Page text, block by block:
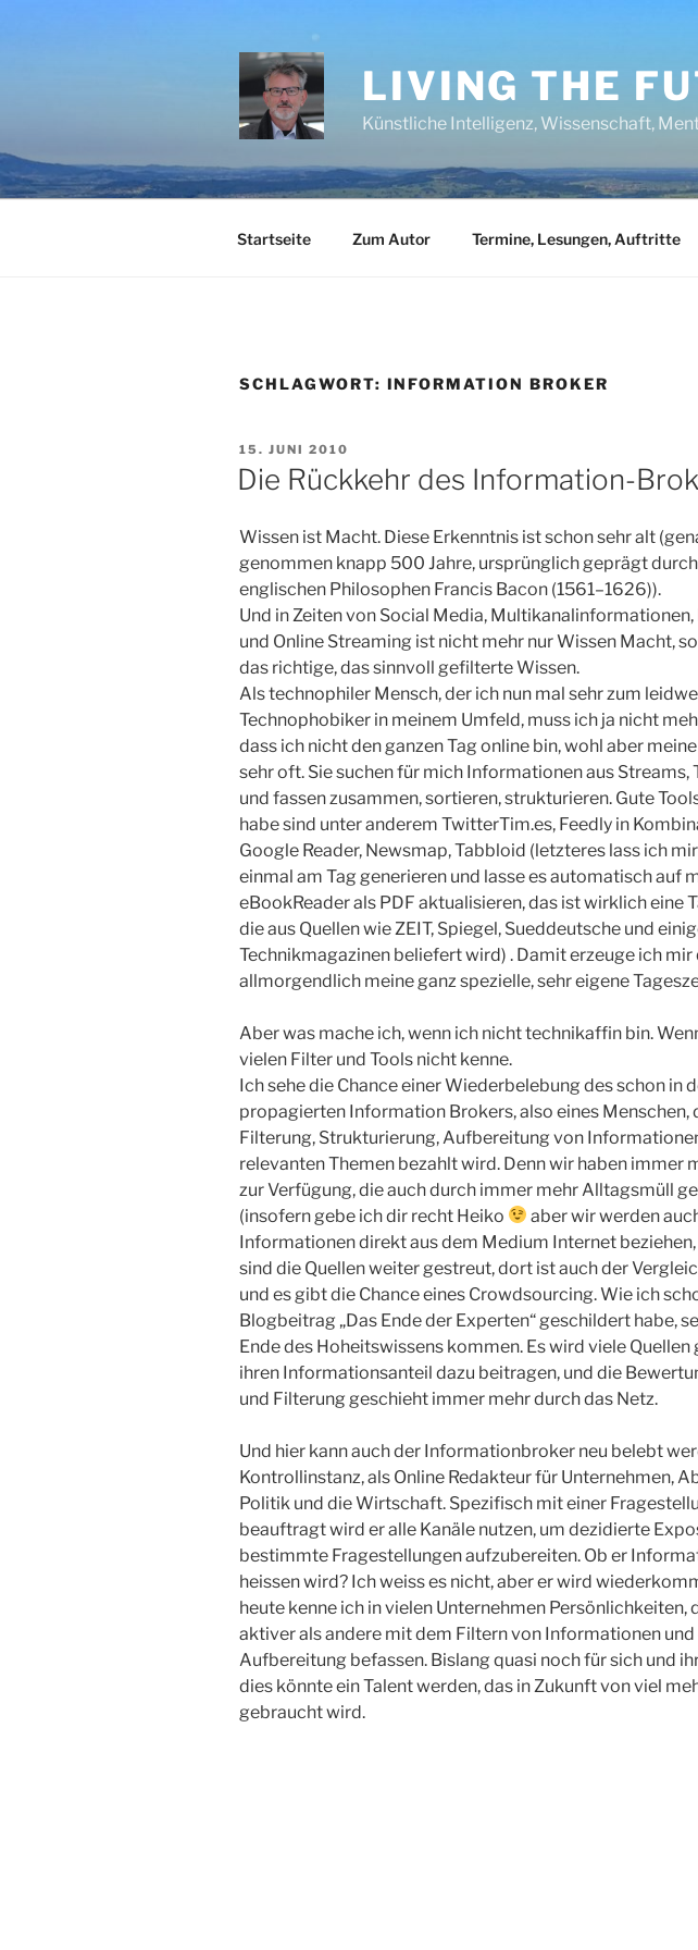
LIVING THE
Künstliche Intelligenz, Wissenschaft,
Startseite Zum Autor Termine, Lesungen, Auftritte
SCHLAGWORT: INFORMATION BROKER
VERÖFFENTLICHT
AM
15. JUNI 2010
Die Rückkehr des Information-
Wissen ist Macht. Diese Erkenntnis ist schon sehr alt
genommen knapp 500 Jahre, ursprünglich geprägt
englischen Philosophen Francis Bacon (1561–1626)).
Und in Zeiten von Social Media,
und Online Streaming ist nicht mehr nur Wissen Macht,
das richtige, das sinnvoll gefilterte Wissen.
Als technophiler Mensch, der ich nun mal sehr zum
Technophobiker in meinem Umfeld, muss ich ja nicht
dass ich nicht den ganzen Tag online bin, wohl aber
sehr oft. Sie suchen für mich Informationen aus Streams,
und fassen zusammen, sortieren, strukturieren. Gute
habe sind unter anderem TwitterTim.es, Feedly in
Google Reader, Newsmap, Tabbloid (letzteres lass ich
einmal am Tag generieren und lasse es automatisch auf
eBookReader als PDF aktualisieren, das ist wirklich eine
die aus Quellen wie ZEIT, Spiegel, Sueddeutsche und
Technikmagazinen beliefert wird) . Damit erzeuge ich mir
allmorgendlich meine ganz spezielle, sehr eigene
Aber was mache ich, wenn ich nicht technikaffin bin.
vielen Filter und Tools nicht kenne.
Ich sehe die Chance einer Wiederbelebung des schon in
propagierten Information Brokers, also eines Menschen,
Filterung, Strukturierung, Aufbereitung von
relevanten Themen bezahlt wird. Denn wir haben immer
zur Verfügung, die auch durch immer mehr Alltagsmüll
(insofern gebe ich dir recht Heiko
aber wir werden
Informationen direkt aus dem Medium Internet
sind die Quellen weiter gestreut, dort ist auch der
und es gibt die Chance eines Crowdsourcing. Wie ich
Blogbeitrag „Das Ende der Experten“ geschildert habe,
Ende des Hoheitswissens kommen. Es wird viele Quellen
ihren Informationsanteil dazu beitragen, und die
und Filterung geschieht immer mehr durch das Netz.
Und hier kann auch der Informationbroker neu belebt
Kontrollinstanz, als Online Redakteur für Unternehmen,
Politik und die Wirtschaft. Spezifisch mit einer
beauftragt wird er alle Kanäle nutzen, um dezidierte
bestimmte Fragestellungen aufzubereiten. Ob er
heissen wird? Ich weiss es nicht, aber er wird
heute kenne ich in vielen Unternehmen Persönlichkeiten,
aktiver als andere mit dem Filtern von Informationen und
Aufbereitung befassen. Bislang quasi noch für sich und
dies könnte ein Talent werden, das in Zukunft von viel
gebraucht wird.